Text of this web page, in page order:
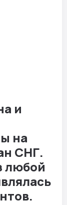
и
на
СНГ.
любой